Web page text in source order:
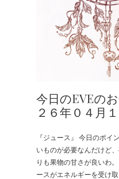
今日のEVEの
２６年０４月１
『ジュース』 今日のポイ
いものが必要なんだけど
りも果物の甘さが良いわ
ースがエネルギーを受け